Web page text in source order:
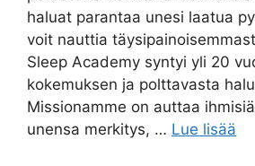
haluat parantaa unesi laatua
voit nauttia
Sleep Academy syntyi yli 20
kokemuksen ja polttavasta
Missionamme on auttaa
unensa merkitys, … Lue lisää